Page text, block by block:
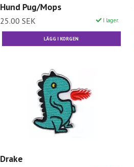
Hund Pug/Mops
25.00 SEK I lager.
Drake